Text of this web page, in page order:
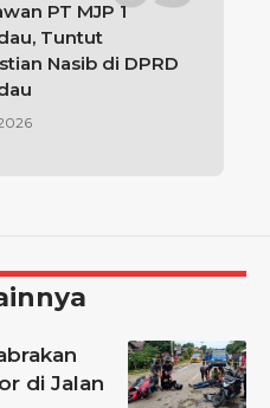
PT MJP 1
Tuntut
Nasib di DPRD
di Jalan